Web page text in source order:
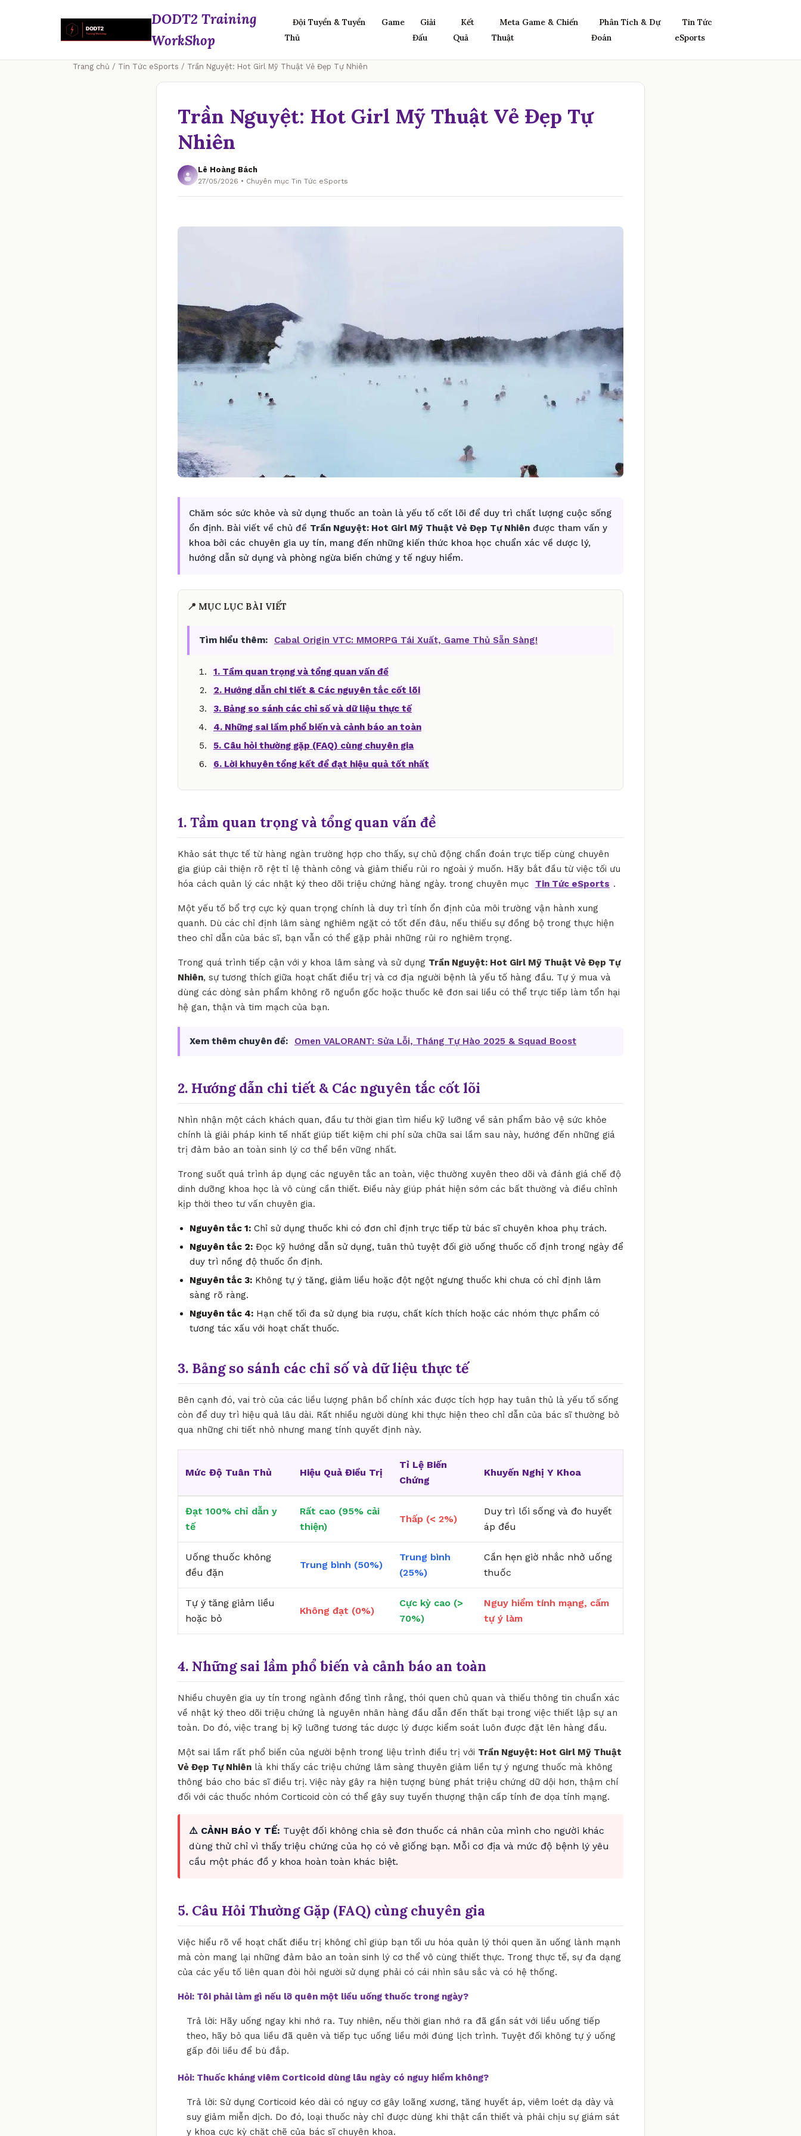
DODT2 Training
WorkShop
Đội Tuyển & Tuyển
Thủ
Game
Giải
Đấu
Kết
Quả
Meta Game & Chiến
Thuật
Phân Tích & Dự
Đoán
Tin Tức
eSports
Trang chủ / Tin Tức eSports / Trần Nguyệt: Hot Girl Mỹ Thuật Vẻ Đẹp Tự Nhiên
Trần Nguyệt: Hot Girl Mỹ Thuật Vẻ Đẹp Tự
Nhiên
Lê Hoàng Bách
27/05/2026 • Chuyên mục Tin Tức eSports
Chăm sóc sức khỏe và sử dụng thuốc an toàn là yếu tố cốt lõi để duy trì chất lượng cuộc sống
ổn định. Bài viết về chủ đề Trần Nguyệt: Hot Girl Mỹ Thuật Vẻ Đẹp Tự Nhiên được tham vấn y
khoa bởi các chuyên gia uy tín, mang đến những kiến thức khoa học chuẩn xác về dược lý,
hướng dẫn sử dụng và phòng ngừa biến chứng y tế nguy hiểm.
📍 MỤC LỤC BÀI VIẾT
Tìm hiểu thêm: Cabal Origin VTC: MMORPG Tái Xuất, Game Thủ Sẵn Sàng!
1. Tầm quan trọng và tổng quan vấn đề
2. Hướng dẫn chi tiết & Các nguyên tắc cốt lõi
3. Bảng so sánh các chỉ số và dữ liệu thực tế
4. Những sai lầm phổ biến và cảnh báo an toàn
5. Câu hỏi thường gặp (FAQ) cùng chuyên gia
6. Lời khuyên tổng kết để đạt hiệu quả tốt nhất
1. Tầm quan trọng và tổng quan vấn đề
Khảo sát thực tế từ hàng ngàn trường hợp cho thấy, sự chủ động chẩn đoán trực tiếp cùng chuyên
gia giúp cải thiện rõ rệt tỉ lệ thành công và giảm thiểu rủi ro ngoài ý muốn. Hãy bắt đầu từ việc tối ưu
hóa cách quản lý các nhật ký theo dõi triệu chứng hàng ngày. trong chuyên mục
Tin Tức eSports .
Một yếu tố bổ trợ cực kỳ quan trọng chính là duy trì tính ổn định của môi trường vận hành xung
quanh. Dù các chỉ định lâm sàng nghiêm ngặt có tốt đến đâu, nếu thiếu sự đồng bộ trong thực hiện
theo chỉ dẫn của bác sĩ, bạn vẫn có thể gặp phải những rủi ro nghiêm trọng.
Trong quá trình tiếp cận với y khoa lâm sàng và sử dụng Trần Nguyệt: Hot Girl Mỹ Thuật Vẻ Đẹp Tự
Nhiên, sự tương thích giữa hoạt chất điều trị và cơ địa người bệnh là yếu tố hàng đầu. Tự ý mua và
dùng các dòng sản phẩm không rõ nguồn gốc hoặc thuốc kê đơn sai liều có thể trực tiếp làm tổn hại
hệ gan, thận và tim mạch của bạn.
Xem thêm chuyên đề: Omen VALORANT: Sửa Lỗi, Tháng Tự Hào 2025 & Squad Boost
2. Hướng dẫn chi tiết & Các nguyên tắc cốt lõi
Nhìn nhận một cách khách quan, đầu tư thời gian tìm hiểu kỹ lưỡng về sản phẩm bảo vệ sức khỏe
chính là giải pháp kinh tế nhất giúp tiết kiệm chi phí sửa chữa sai lầm sau này, hướng đến những giá
trị đảm bảo an toàn sinh lý cơ thể bền vững nhất.
Trong suốt quá trình áp dụng các nguyên tắc an toàn, việc thường xuyên theo dõi và đánh giá chế độ
dinh dưỡng khoa học là vô cùng cần thiết. Điều này giúp phát hiện sớm các bất thường và điều chỉnh
kịp thời theo tư vấn chuyên gia.
Nguyên tắc 1: Chỉ sử dụng thuốc khi có đơn chỉ định trực tiếp từ bác sĩ chuyên khoa phụ trách.
Nguyên tắc 2: Đọc kỹ hướng dẫn sử dụng, tuân thủ tuyệt đối giờ uống thuốc cố định trong ngày để
duy trì nồng độ thuốc ổn định.
Nguyên tắc 3: Không tự ý tăng, giảm liều hoặc đột ngột ngưng thuốc khi chưa có chỉ định lâm
sàng rõ ràng.
Nguyên tắc 4: Hạn chế tối đa sử dụng bia rượu, chất kích thích hoặc các nhóm thực phẩm có
tương tác xấu với hoạt chất thuốc.
3. Bảng so sánh các chỉ số và dữ liệu thực tế
Bên cạnh đó, vai trò của các liều lượng phân bổ chính xác được tích hợp hay tuân thủ là yếu tố sống
còn để duy trì hiệu quả lâu dài. Rất nhiều người dùng khi thực hiện theo chỉ dẫn của bác sĩ thường bỏ
qua những chi tiết nhỏ nhưng mang tính quyết định này.
Mức Độ Tuân Thủ Hiệu Quả Điều Trị
Tỉ Lệ Biến
Chứng
Khuyến Nghị Y Khoa
Đạt 100% chỉ dẫn y
tế
Rất cao (95% cải
thiện)
Thấp (< 2%)
Duy trì lối sống và đo huyết
áp đều
Uống thuốc không
đều đặn
Trung bình (50%)
Trung bình
(25%)
Cần hẹn giờ nhắc nhở uống
thuốc
Tự ý tăng giảm liều
hoặc bỏ
Không đạt (0%)
Cực kỳ cao (>
70%)
Nguy hiểm tính mạng, cấm
tự ý làm
4. Những sai lầm phổ biến và cảnh báo an toàn
Nhiều chuyên gia uy tín trong ngành đồng tình rằng, thói quen chủ quan và thiếu thông tin chuẩn xác
về nhật ký theo dõi triệu chứng là nguyên nhân hàng đầu dẫn đến thất bại trong việc thiết lập sự an
toàn. Do đó, việc trang bị kỹ lưỡng tương tác dược lý được kiểm soát luôn được đặt lên hàng đầu.
Một sai lầm rất phổ biến của người bệnh trong liệu trình điều trị với Trần Nguyệt: Hot Girl Mỹ Thuật
Vẻ Đẹp Tự Nhiên là khi thấy các triệu chứng lâm sàng thuyên giảm liền tự ý ngưng thuốc mà không
thông báo cho bác sĩ điều trị. Việc này gây ra hiện tượng bùng phát triệu chứng dữ dội hơn, thậm chí
đối với các thuốc nhóm Corticoid còn có thể gây suy tuyến thượng thận cấp tính đe dọa tính mạng.
⚠️ CẢNH BÁO Y TẾ: Tuyệt đối không chia sẻ đơn thuốc cá nhân của mình cho người khác
dùng thử chỉ vì thấy triệu chứng của họ có vẻ giống bạn. Mỗi cơ địa và mức độ bệnh lý yêu
cầu một phác đồ y khoa hoàn toàn khác biệt.
5. Câu Hỏi Thường Gặp (FAQ) cùng chuyên gia
Việc hiểu rõ về hoạt chất điều trị không chỉ giúp bạn tối ưu hóa quản lý thói quen ăn uống lành mạnh
mà còn mang lại những đảm bảo an toàn sinh lý cơ thể vô cùng thiết thực. Trong thực tế, sự đa dạng
của các yếu tố liên quan đòi hỏi người sử dụng phải có cái nhìn sâu sắc và có hệ thống.
Hỏi: Tôi phải làm gì nếu lỡ quên một liều uống thuốc trong ngày?
Trả lời: Hãy uống ngay khi nhớ ra. Tuy nhiên, nếu thời gian nhớ ra đã gần sát với liều uống tiếp
theo, hãy bỏ qua liều đã quên và tiếp tục uống liều mới đúng lịch trình. Tuyệt đối không tự ý uống
gấp đôi liều để bù đắp.
Hỏi: Thuốc kháng viêm Corticoid dùng lâu ngày có nguy hiểm không?
Trả lời: Sử dụng Corticoid kéo dài có nguy cơ gây loãng xương, tăng huyết áp, viêm loét dạ dày và
suy giảm miễn dịch. Do đó, loại thuốc này chỉ được dùng khi thật cần thiết và phải chịu sự giám sát
y khoa cực kỳ chặt chẽ của bác sĩ chuyên khoa.